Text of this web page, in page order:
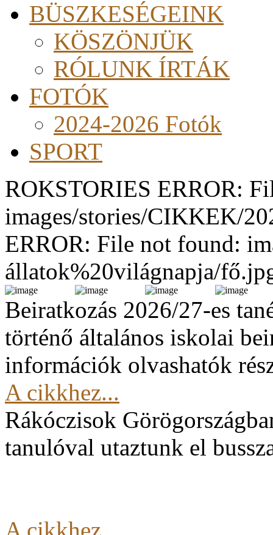
BÜSZKESÉGEINK
KÖSZÖNJÜK
RÓLUNK ÍRTÁK
FOTÓK
2024-2026 Fotók
SPORT
ROKSTORIES ERROR:
images/stories/CIKKEK/
ERROR: File not found:
állatok%20világnapja/
Beiratkozás 2026/27-es
történő általános iskolai
információk olvashatók
A cikkhez...
Rákóczisok
tanulóval utaztunk el